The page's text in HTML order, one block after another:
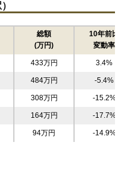
410万円 -14.3%
358万円 -12.3%
225万円 -19.1%
243万円 -10.8%
227万円 -25.5%
458万円 -0.3%
242万円 -4.8%
562万円 -4.6%
総額
(万円)
10年前比
変動率
433万円 3.4%
484万円 -5.4%
308万円 -15.2%
164万円 -17.7%
94万円 -14.9%